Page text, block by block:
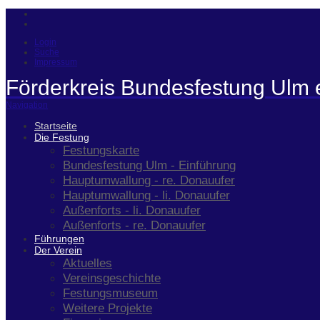
Login
Suche
Impressum
Förderkreis Bundesfestung Ulm
Navigation
Startseite
Die Festung
Festungskarte
Bundesfestung Ulm - Einführung
Hauptumwallung - re. Donauufer
Hauptumwallung - li. Donauufer
Außenforts - li. Donauufer
Außenforts - re. Donauufer
Führungen
Der Verein
Aktuelles
Vereinsgeschichte
Festungsmuseum
Weitere Projekte